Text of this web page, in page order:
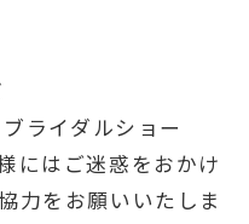
ライダルショー
にはご迷惑をおかけ
力をお願いいたしま